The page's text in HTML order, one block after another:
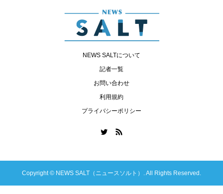
NEWS SALTについて
記者一覧
お問い合わせ
利用規約
プライバシーポリシー
Copyright © NEWS SALT（ニュースソルト）. All Rights Reserved.